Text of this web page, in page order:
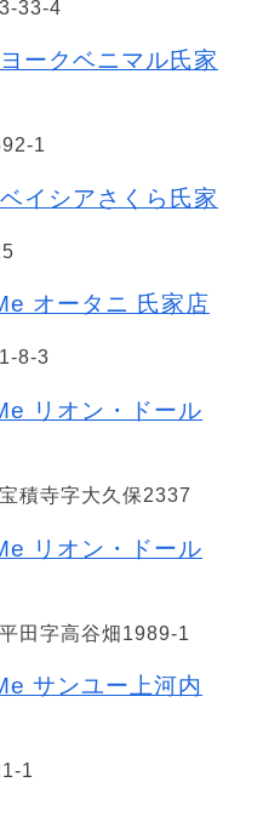
33-4
ークベニマル氏家
1
イシアさくら氏家
オータニ 氏家店
8-3
リオン・ドール
積寺字大久保2337
リオン・ドール
田字高谷畑1989-1
サンユー上河内
1